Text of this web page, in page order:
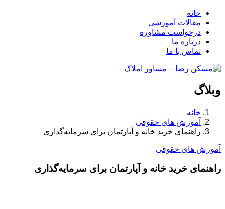
خانه
مقالات آموزشی
درخواست مشاوره
درباره ما
تماس با ما
وبلاگ
خانه
آموزش های حقوقی
راهنمای خرید خانه و آپارتمان برای سرمایه‌گذاری
آموزش های حقوقی
راهنمای خرید خانه و آپارتمان برای سرمایه‌گذاری